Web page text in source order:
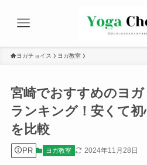
ヨガチョイス ヨガ教室
宮崎でおすすめのヨ
ランキング！安くて
を比較
PR ヨガ教室 2024年11月28日